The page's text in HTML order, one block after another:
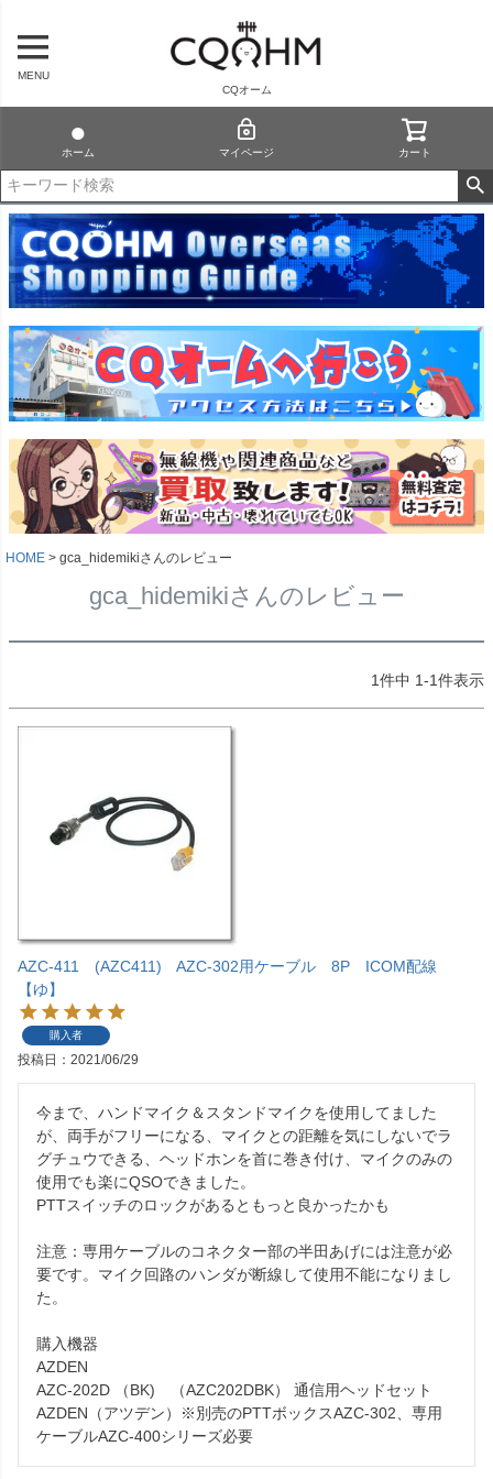
MENU
CQオーム
ホーム マイページ カート
HOME gca_hidemikiさんのレビュー
gca_hidemikiさんのレビュー
1件中 1-1件表示
AZC-411 (AZC411) AZC-302用ケーブル 8P ICOM配線
【ゆ】
購入者
投稿日 2021/06/29
今まで、ハンドマイク＆スタンドマイクを使用してました
が、両手がフリーになる、マイクとの距離を気にしないでラ
グチュウできる、ヘッドホンを首に巻き付け、マイクのみの
使用でも楽にQSOできました。
PTTスイッチのロックがあるともっと良かったかも
注意：専用ケーブルのコネクター部の半田あげには注意が必
要です。マイク回路のハンダが断線して使用不能になりまし
た。
購入機器
AZDEN
AZC-202D （BK)　（AZC202DBK） 通信用ヘッドセット
AZDEN（アツデン）※別売のPTTボックスAZC-302、専用